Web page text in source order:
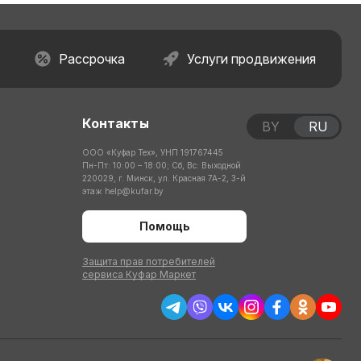
Рассрочка Услуги продвижения
Контакты
ООО «Куфар Тех», УНП 191767445
Пн-Пт: 10:00 – 18:00; Сб, Вс: Выходной
220029, г. Минск, ул. Красная 7А-2, 3-й
этаж help@kufar.by
Помощь
Защита прав потребителей
сервиса Куфар Маркет
BY RU